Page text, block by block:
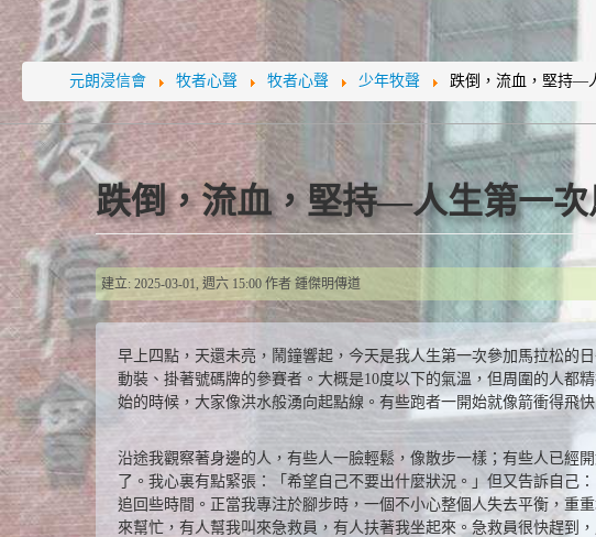
元朗浸信會 牧者心聲 牧者心聲 少年牧聲 跌倒，流血，堅持—
跌倒，流血，堅持—人生第一次
建立: 2025-03-01, 週六 15:00 作者 鍾傑明傳道
早上四點，天還未亮，鬧鐘響起，今天是我人生第一次參加馬拉松的
動裝、掛著號碼牌的參賽者。大概是10度以下的氣溫，但周圍的人都
始的時候，大家像洪水般湧向起點線。有些跑者一開始就像箭衝得飛
沿途我觀察著身邊的人，有些人一臉輕鬆，像散步一樣；有些人已經
了。我心裏有點緊張：「希望自己不要出什麼狀況。」但又告訴自己
追回些時間。正當我專注於腳步時，一個不小心整個人失去平衡，
來幫忙，有人幫我叫來急救員，有人扶著我坐起來。急救員很快趕到